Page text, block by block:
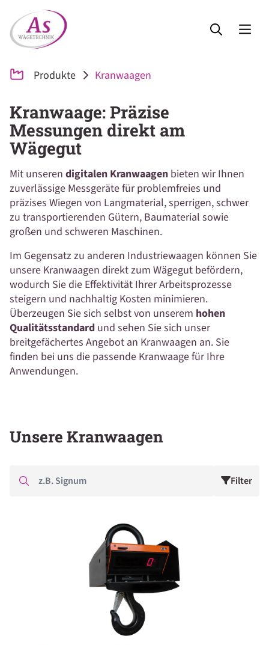
Produkte Kranwaagen
Kranwaage: Präzise
Messungen direkt am
Wägegut
Mit unseren digitalen Kranwaagen bieten wir Ihnen
zuverlässige Messgeräte für problemfreies und
präzises Wiegen von Langmaterial, sperrigen, schwer
zu transportierenden Gütern, Baumaterial sowie
großen und schweren Maschinen.
Im Gegensatz zu anderen Industriewaagen können Sie
unsere Kranwaagen direkt zum Wägegut befördern,
wodurch Sie die Effektivität Ihrer Arbeitsprozesse
steigern und nachhaltig Kosten minimieren.
Überzeugen Sie sich selbst von unserem hohen
Qualitätsstandard und sehen Sie sich unser
breitgefächertes Angebot an Kranwaagen an. Sie
finden bei uns die passende Kranwaage für Ihre
Anwendungen.
Unsere Kranwaagen
Filter